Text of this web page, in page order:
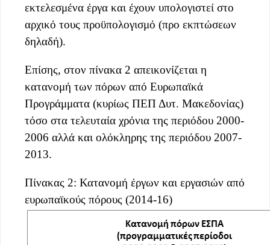
εκτελεσμένα έργα και έχουν υπολογιστεί στο
αρχικό τους προϋπολογισμό (προ εκπτώσεων
δηλαδή).
Επίσης, στον πίνακα 2 απεικονίζεται η
κατανομή των πόρων από Ευρωπαϊκά
Προγράμματα (κυρίως ΠΕΠ Δυτ. Μακεδονίας)
τόσο στα τελευταία χρόνια της περιόδου 2000-
2006 αλλά και ολόκληρης της περιόδου 2007-
2013.
Πίνακας 2: Κατανομή έργων και εργασιών από
ευρωπαϊκούς πόρους (2014-16)